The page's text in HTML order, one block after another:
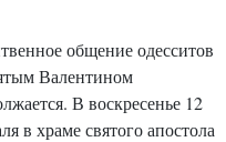
общение одесситов
Валентином
В воскресенье 12
в храме святого апостола